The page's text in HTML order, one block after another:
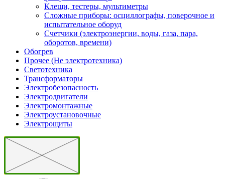
Клещи, тестеры, мультиметры
Сложные приборы: осциллографы, поверочное и
испытательное оборуд
Счетчики (электроэнергии, воды, газа, пара,
оборотов, времени)
Обогрев
Прочее (Не электротехника)
Светотехника
Трансформаторы
Электробезопасность
Электродвигатели
Электромонтажные
Электроустановочные
Электрощиты